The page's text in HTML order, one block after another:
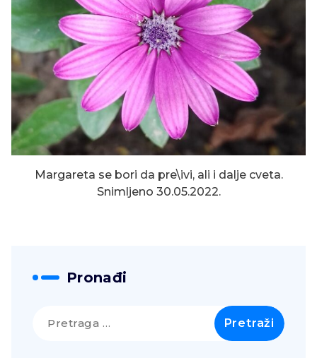
Margareta se bori da pre\ivi, ali i dalje cveta.
Snimljeno 30.05.2022.
Pronađi